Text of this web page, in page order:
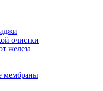
очистки
железа
мембраны